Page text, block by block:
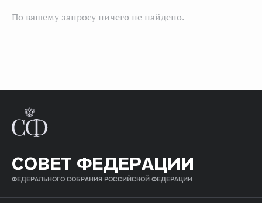
По вашему запросу ничего не найдено.
СОВЕТ ФЕДЕРАЦИИ
ФЕДЕРАЛЬНОГО СОБРАНИЯ РОССИЙСКОЙ ФЕДЕРАЦИИ